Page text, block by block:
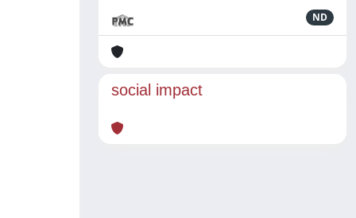
ND
social impact